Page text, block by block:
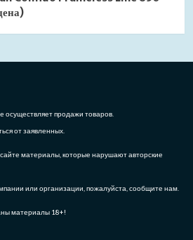
осуществляет продажи товаров.
от заявленных.
материалы, которые нарушают авторские
или организации, пожалуйста, сообщите нам.
материалы 18+!